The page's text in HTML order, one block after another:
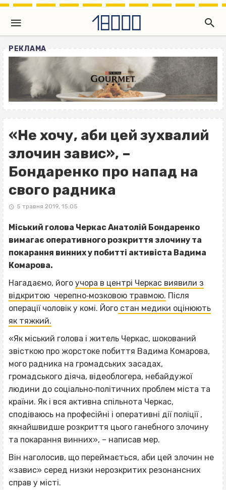
РЕКЛАМА
«Не хочу, аби цей зухвалий
злочин завис», –
Бондаренко про напад на
свого радника
5 травня 2019, 15:05
Міський голова Черкас Анатолій Бондаренко
вимагає оперативного розкриття злочину та
покарання винних у побитті активіста Вадима
Комарова.
Нагадаємо, його учора в центрі Черкас виявили з
відкритою черепно‐мозковою травмою. Після
операції чоловік у комі. Його стан медики оцінюють
як тяжкий.
«Як міський голова і житель Черкас, шокований
звісткою про жорстоке побиття Вадима Комарова,
мого радника на громадських засадах,
громадського діяча, відеоблогера, небайдужої
людини до соціально‐політичних проблем міста та
країни. Як і вся активна спільнота Черкас,
сподіваюсь на професійні і оперативні дії поліції ,
якнайшвидше розкриття цього ганебного злочину
та покарання винних», – написав мер.
Він наголосив, що переймається, аби цей злочин не
«завис» серед низки нерозкритих резонансних
справ у місті.